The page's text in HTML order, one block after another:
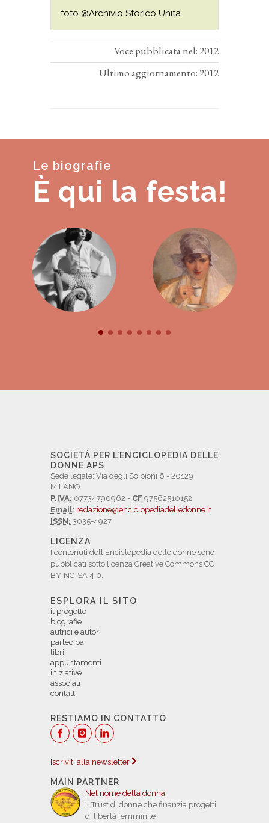
foto @Archivio Storico Unità
Voce pubblicata nel: 2012
Ultimo aggiornamento: 2012
Le biografie
È qui la festa!
SOCIETÀ PER L'ENCICLOPEDIA DELLE
DONNE APS
Sede legale: Via degli Scipioni 6 - 20129
MILANO
P.IVA: 07734790962 - CF 97562510152
Email: redazione@enciclopediadelledonne.it
ISSN: 3035-4927
LICENZA
I contenuti dell'Enciclopedia delle donne sono
pubblicati sotto licenza Creative Commons CC
BY-NC-SA 4.0.
ESPLORA IL SITO
il progetto
biografie
autrici e autori
partecipa
libri
appuntamenti
iniziative
assòciati
contatti
RESTIAMO IN CONTATTO
Iscriviti alla newsletter
MAIN PARTNER
Nel nome della donna
Il Trust di donne che finanzia progetti
di libertà femminile